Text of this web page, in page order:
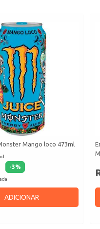
Mango loco 473ml
-3%
ADICIONAR